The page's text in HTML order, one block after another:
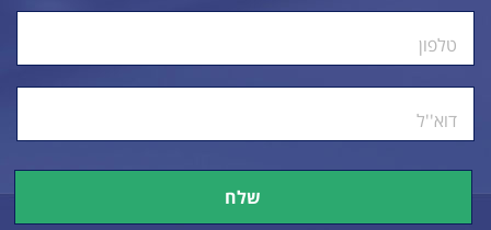
טלפון
דוא''ל